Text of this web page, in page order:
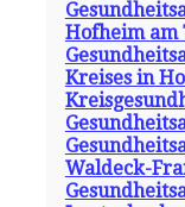
Hofheim am
Kreises in
Waldeck-